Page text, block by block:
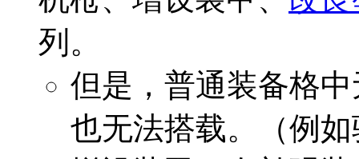
列。
但是，普通装备格
也无法搭载。（例